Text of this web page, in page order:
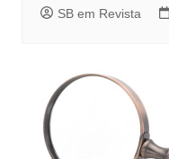
SB em Revista